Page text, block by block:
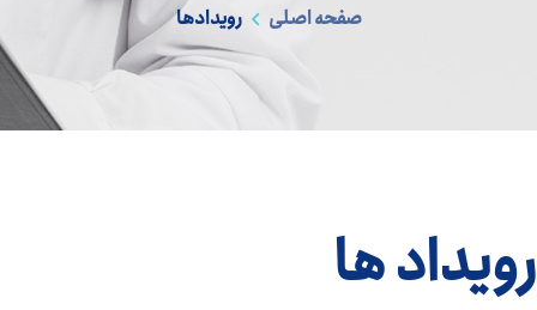
صفحه اصلی رويدادها
رويداد ها